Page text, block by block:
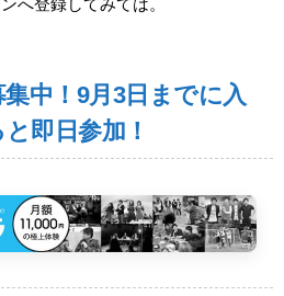
中！9月3日までに入
即日参加！